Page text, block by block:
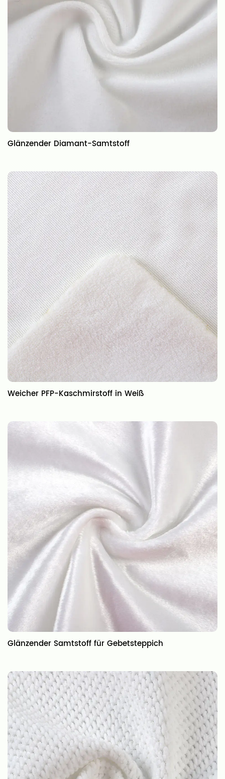
Glänzender Diamant-Samtstoff
Weicher PFP-Kaschmirstoff in Weiß
Glänzender Samtstoff für Gebetsteppich